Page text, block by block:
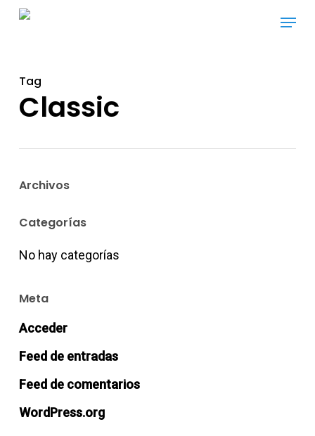
Skip
content
Menu
Tag
Classic
Archivos
Categorías
No hay categorías
Meta
Acceder
Feed de entradas
Feed de comentarios
WordPress.org